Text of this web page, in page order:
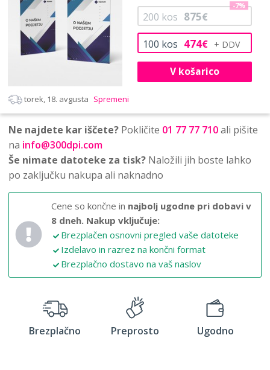
100 kos 474€
200 kos 875€
-7%
V košarico
torek, 18. avgusta Spremeni
Ne najdete kar iščete? Pokličite 01 77 77 710ali pišite
na info@300dpi.com
Še nimate datoteke za tisk? Naložili jih boste lahko
po zaključku nakupa ali naknadno
Cene so končne in najbolj ugodne pri dobavi v
8 dneh. Nakup vključuje:
Brezplačen osnovni pregled vaše datoteke
Izdelavo in razrez na končni format
Brezplačno dostavo na vaš naslov
Brezplačno Preprosto Ugodno